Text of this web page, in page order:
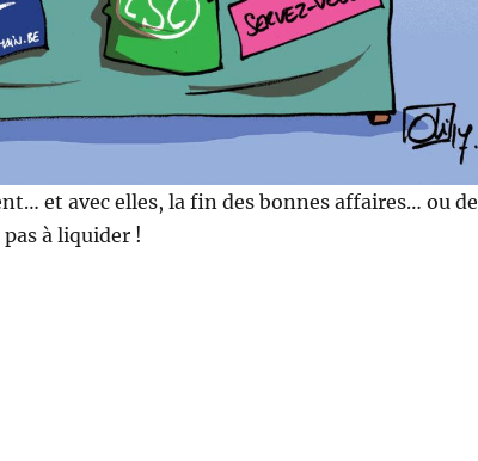
et avec elles, la fin des bonnes affaires… ou de
à liquider !